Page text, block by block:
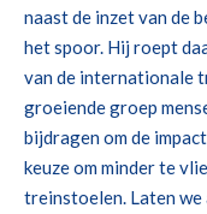
naast de inzet van de
het spoor. Hij roept
van de internationale
groeiende groep
bijdragen om de
keuze om minder te
treinstoelen. Laten